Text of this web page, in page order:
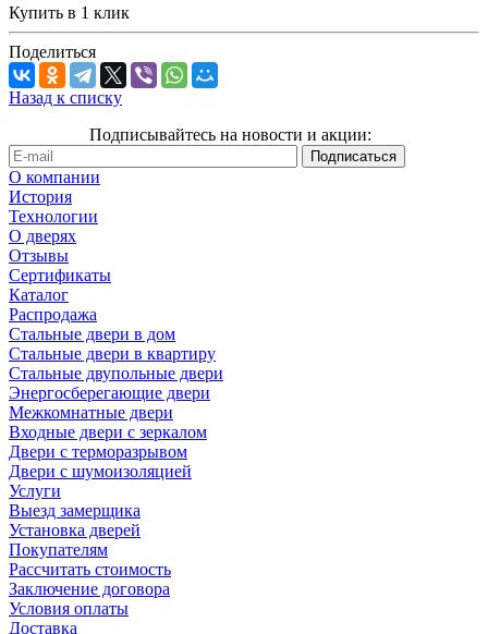
Купить в 1 клик
Поделиться
Назад к списку
Подписывайтесь на новости и акции:
О компании
История
Технологии
О дверях
Отзывы
Cертификаты
Каталог
Распродажа
Стальные двери в дом
Стальные двери в квартиру
Стальные двупольные двери
Энергосберегающие двери
Межкомнатные двери
Входные двери с зеркалом
Двери с терморазрывом
Двери с шумоизоляцией
Услуги
Выезд замерщика
Установка дверей
Покупателям
Рассчитать стоимость
Заключение договора
Условия оплаты
Доставка